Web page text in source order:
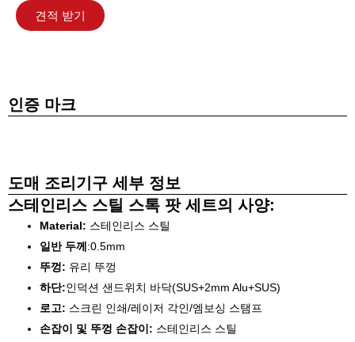
견적 받기
인증 마크
도매 조리기구 세부 정보
스테인리스 스틸 스톡 팟 세트의 사양:
Material: 스테인리스 스틸
일반 두께 :0.5mm
뚜껑: 유리 뚜껑
하단:인덕션 샌드위치 바닥(SUS+2mm Alu+SUS)
로고: 스크린 인쇄/레이저 각인/엠보싱 스탬프
손잡이 및 뚜껑 손잡이: 스테인리스 스틸